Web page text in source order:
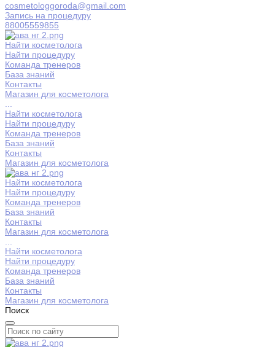
cosmetologgoroda@gmail.com
Запись на процедуру
88005559855
Найти косметолога
Найти процедуру
Команда тренеров
База знаний
Контакты
Магазин для косметолога
Найти косметолога
Найти процедуру
Команда тренеров
База знаний
Контакты
Магазин для косметолога
Найти косметолога
Найти процедуру
Команда тренеров
База знаний
Контакты
Магазин для косметолога
Найти косметолога
Найти процедуру
Команда тренеров
База знаний
Контакты
Магазин для косметолога
Поиск